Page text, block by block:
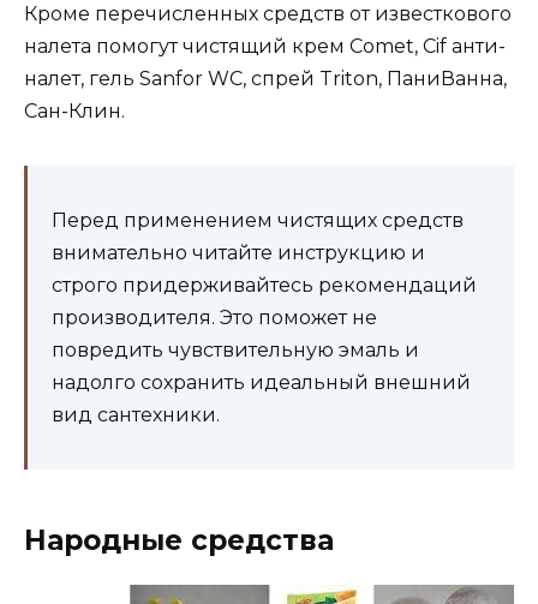
Кроме перечисленных средств от известкового
налета помогут чистящий крем Comet, Cif анти-
налет, гель Sanfor WC, спрей Triton, ПаниВанна,
Сан-Клин.
Перед применением чистящих средств
внимательно читайте инструкцию и
строго придерживайтесь рекомендаций
производителя. Это поможет не
повредить чувствительную эмаль и
надолго сохранить идеальный внешний
вид сантехники.
Народные средства